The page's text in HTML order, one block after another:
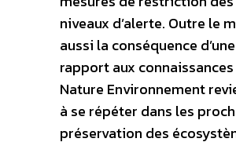
niveaux d’alerte. Outre le
aussi la conséquence
rapport aux
Nature Environnement
à se répéter dans les
préservation des